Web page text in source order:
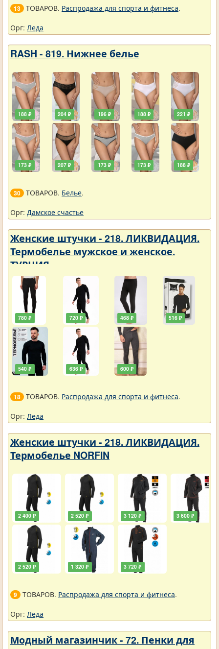
13 ТОВАРОВ. Распродажа для спорта и фитнеса.
Орг: Леда
RASH - 819. Нижнее белье
188 ₽
173 ₽
204 ₽
207 ₽
196 ₽
173 ₽
188 ₽
173 ₽
221 ₽
188 ₽
30 ТОВАРОВ. Белье.
Орг: Дамское счастье
Женские штучки - 218. ЛИКВИДАЦИЯ.
Термобелье мужское и женское.
ТУРЦИЯ
780 ₽
540 ₽
720 ₽
636 ₽
468 ₽
600 ₽
516 ₽
18 ТОВАРОВ. Распродажа для спорта и фитнеса.
Орг: Леда
Женские штучки - 218. ЛИКВИДАЦИЯ.
Термобелье NORFIN
2 400 ₽
2 520 ₽
2 520 ₽
1 320 ₽
3 120 ₽
3 720 ₽
3 600 ₽
9 ТОВАРОВ. Распродажа для спорта и фитнеса.
Орг: Леда
Модный магазинчик - 72. Пенки для